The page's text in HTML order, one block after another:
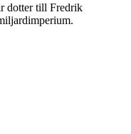
dotter till Fredrik